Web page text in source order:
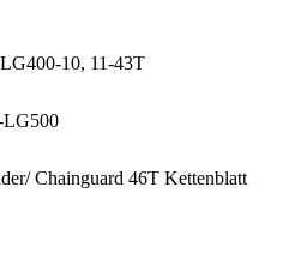
10, 11-43T
LG500
Chainguard 46T Kettenblatt